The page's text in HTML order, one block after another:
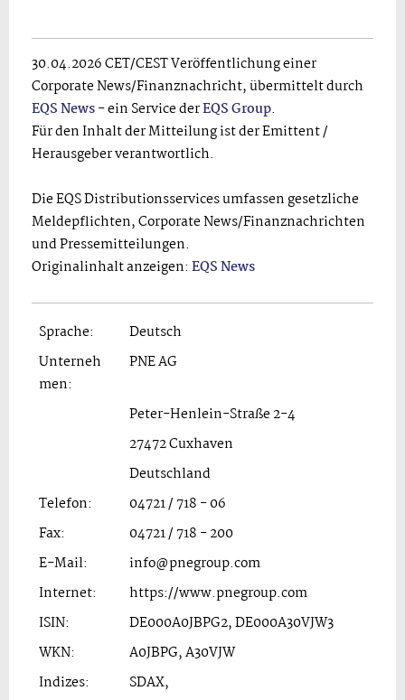
30.04.2026 CET/CEST Veröffentlichung einer
Corporate News/Finanznachricht, übermittelt durch
EQS News- ein Service derEQS Group.
Für den Inhalt der Mitteilung ist der Emittent /
Herausgeber verantwortlich.
Die EQS Distributionsservices umfassen gesetzliche
Meldepflichten, Corporate News/Finanznachrichten
und Pressemitteilungen.
Originalinhalt anzeigen: EQS News
Sprache:
Deutsch
Unterneh
men:
PNE AG
Peter-Henlein-Straße 2-4
27472 Cuxhaven
Deutschland
Telefon:
04721 / 718 - 06
Fax:
04721 / 718 - 200
E-Mail:
info@pnegroup.com
Internet:
https://www.pnegroup.com
ISIN:
DE000A0JBPG2, DE000A30VJW3
WKN:
A0JBPG, A30VJW
Indizes:
SDAX,